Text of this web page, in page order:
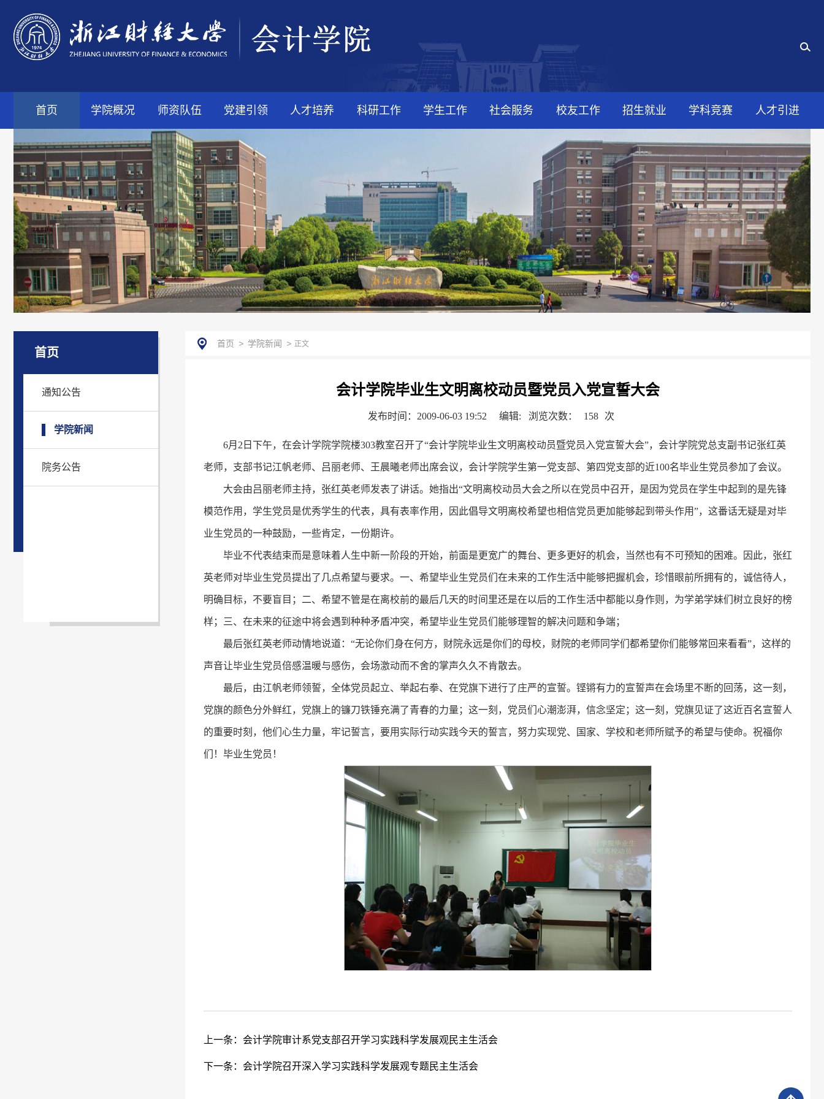
首页 学院概况 师资队伍 党建引领 人才培养 科研工作 学生工作 社会服务 校友工作 招生就业 学科竞赛 人才引进
首页
通知公告
学院新闻
院务公告
首页 > 学院新闻 > 正文
会计学院毕业生文明离校动员暨党员入党宣誓大会
发布时间：2009-06-03 19:52 编辑: 浏览次数： 158 次
6月2日下午，在会计学院学院楼303教室召开了“会计学院毕业生文明离校动员暨党员入党宣誓大会”，会计学院党总支副书记张红英
老师，支部书记江帆老师、吕丽老师、王晨曦老师出席会议，会计学院学生第一党支部、第四党支部的近100名毕业生党员参加了会议。
大会由吕丽老师主持，张红英老师发表了讲话。她指出“文明离校动员大会之所以在党员中召开，是因为党员在学生中起到的是先锋
模范作用，学生党员是优秀学生的代表，具有表率作用，因此倡导文明离校希望也相信党员更加能够起到带头作用”，这番话无疑是对毕
业生党员的一种鼓励，一些肯定，一份期许。
毕业不代表结束而是意味着人生中新一阶段的开始，前面是更宽广的舞台、更多更好的机会，当然也有不可预知的困难。因此，张红
英老师对毕业生党员提出了几点希望与要求。一、希望毕业生党员们在未来的工作生活中能够把握机会，珍惜眼前所拥有的，诚信待人，
明确目标，不要盲目；二、希望不管是在离校前的最后几天的时间里还是在以后的工作生活中都能以身作则，为学弟学妹们树立良好的榜
样；三、在未来的征途中将会遇到种种矛盾冲突，希望毕业生党员们能够理智的解决问题和争端；
最后张红英老师动情地说道：“无论你们身在何方，财院永远是你们的母校，财院的老师同学们都希望你们能够常回来看看”，这样的
声音让毕业生党员倍感温暖与感伤，会场激动而不舍的掌声久久不肯散去。
最后，由江帆老师领誓，全体党员起立、举起右拳、在党旗下进行了庄严的宣誓。铿锵有力的宣誓声在会场里不断的回荡，这一刻，
党旗的颜色分外鲜红，党旗上的镰刀铁锤充满了青春的力量；这一刻，党员们心潮澎湃，信念坚定；这一刻，党旗见证了这近百名宣誓人
的重要时刻，他们心生力量，牢记誓言，要用实际行动实践今天的誓言，努力实现党、国家、学校和老师所赋予的希望与使命。祝福你
们！毕业生党员！
上一条： 会计学院审计系党支部召开学习实践科学发展观民主生活会
下一条： 会计学院召开深入学习实践科学发展观专题民主生活会